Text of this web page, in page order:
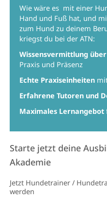
Wie wäre es mit einer
Hand und Fuß hat, und
zum Hund zu deinem
kriegst du bei der ATN:
Wissensvermittlung über
Praxis und Präsenz
Echte Praxiseinheiten
Erfahrene Tutoren und
Maximales Lernangebot
Starte jetzt deine
Akademie
Jetzt Hundetrainer /
werden